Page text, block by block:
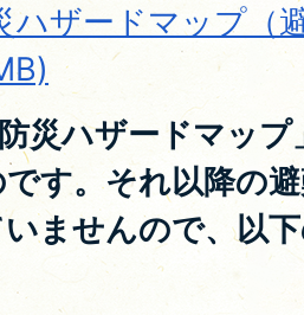
ハザードマップ（
災ハザードマッ
す。それ以降の
ませんので、以